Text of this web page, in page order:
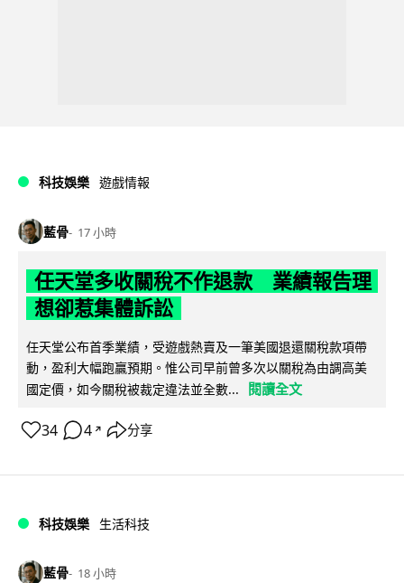
科技娛樂 遊戲情報
藍骨 17 小時
任天堂多收關稅不作退款 業績報告理
想卻惹集體訴訟
任天堂公布首季業績，受遊戲熱賣及一筆美國退還關稅款項帶
動，盈利大幅跑贏預期。惟公司早前曾多次以關稅為由調高美
國定價，如今關稅被裁定違法並全數...
閱讀全文
34 4 ↗ 分享
科技娛樂 生活科技
藍骨 18 小時